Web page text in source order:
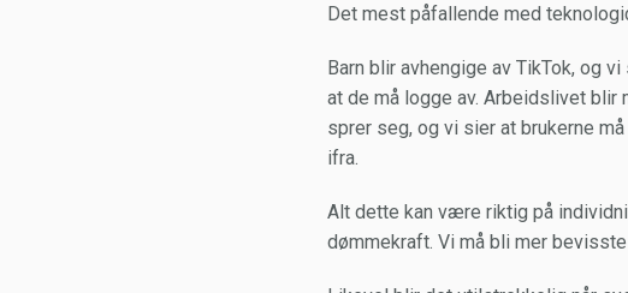
Det mest påfallende med
Barn blir avhengige av TikTok, og
at de må logge av. Arbeidslivet
sprer seg, og vi sier at brukerne
ifra.
Alt dette kan være riktig på
dømmekraft. Vi må bli mer